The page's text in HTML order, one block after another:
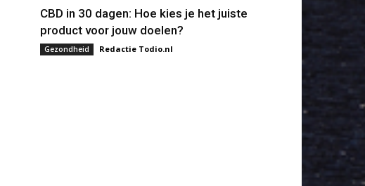
CBD in 30 dagen: Hoe kies je het juiste
product voor jouw doelen?
Gezondheid Redactie Todio.nl